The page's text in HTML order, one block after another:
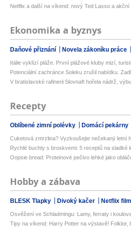
Netflix a další na víkend: nový Ted Lasso a akční
Ekonomika a byznys
Daňové přiznání Novela zákoníku práce
Itálie vyklízí pláže. První plážové kluby mizí,
Potenciální zachránce Soleku zrušil nabídku.
V bratislavské rafinerii Slovnaft hořela nádrž,
Recepty
Oblíbené zimní polévky Domácí pekárny
Cuketová zmrzlina? Vyzkoušejte nečekaný letní
Rychlé buchty s broskvemi: 5 receptů na sladké
Oopsie bread: Proteinové pečivo lehké jako
Hobby a zábava
BLESK Tlapky Divoký kačer Netflix
Osvěžení ve Schladmingu: Lamy, ferraty i
Tipy na víkend: Harry Potter na výstavě! Folklor,